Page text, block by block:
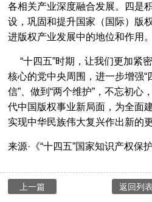
各相关产业深度融合发展。四是
设，巩固和提升国家（国际）版
进版权产业发展中的地位和作用。
“十四五”时期，让我们更加紧
核心的党中央周围，进一步增强“
信”、做到“两个维护”，不忘初心
代中国版权事业新局面，为全面
实现中华民族伟大复兴作出新的
来源·《“十四五”国家知识产权保
上一篇 返回列表